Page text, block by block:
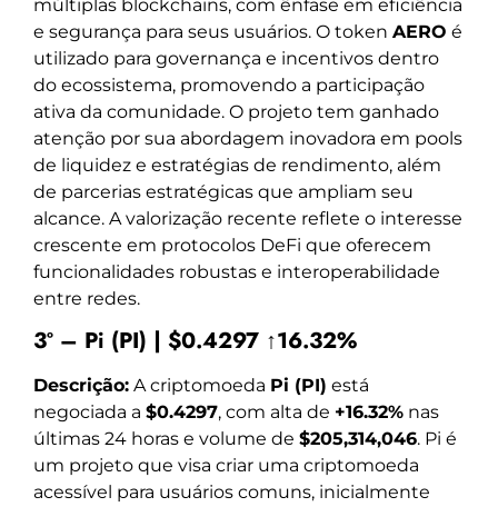
múltiplas blockchains, com ênfase em eficiência
e segurança para seus usuários. O token AERO é
utilizado para governança e incentivos dentro
do ecossistema, promovendo a participação
ativa da comunidade. O projeto tem ganhado
atenção por sua abordagem inovadora em pools
de liquidez e estratégias de rendimento, além
de parcerias estratégicas que ampliam seu
alcance. A valorização recente reflete o interesse
crescente em protocolos DeFi que oferecem
funcionalidades robustas e interoperabilidade
entre redes.
3º – Pi (PI) | $0.4297 ↑16.32%
Descrição: A criptomoeda Pi (PI) está
negociada a $0.4297, com alta de +16.32% nas
últimas 24 horas e volume de $205,314,046. Pi é
um projeto que visa criar uma criptomoeda
acessível para usuários comuns, inicialmente